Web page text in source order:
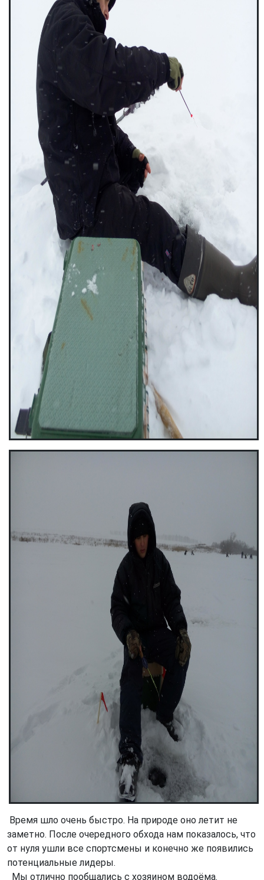
Время шло очень быстро. На природе оно летит не
заметно. После очередного обхода нам показалось, что
от нуля ушли все спортсмены и конечно же появились
потенциальные лидеры.
Мы отлично пообщались с хозяином водоёма.